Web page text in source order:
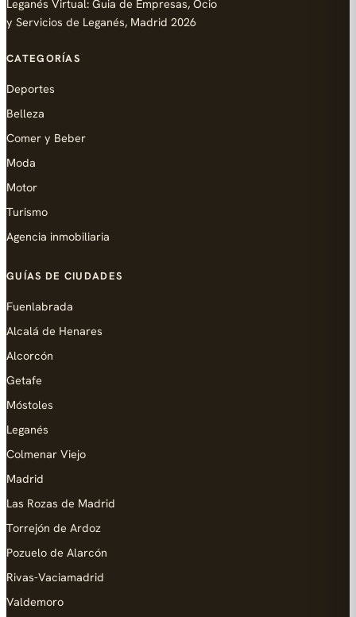
Leganés Virtual: Guia de Empresas, Ocio
y Servicios de Leganés, Madrid 2026
CATEGORÍAS
Deportes
Belleza
Comer y Beber
Moda
Motor
Turismo
Agencia inmobiliaria
GUÍAS DE CIUDADES
Fuenlabrada
Alcalá de Henares
Alcorcón
Getafe
Móstoles
Leganés
Colmenar Viejo
Madrid
Las Rozas de Madrid
Torrejón de Ardoz
Pozuelo de Alarcón
Rivas-Vaciamadrid
Valdemoro